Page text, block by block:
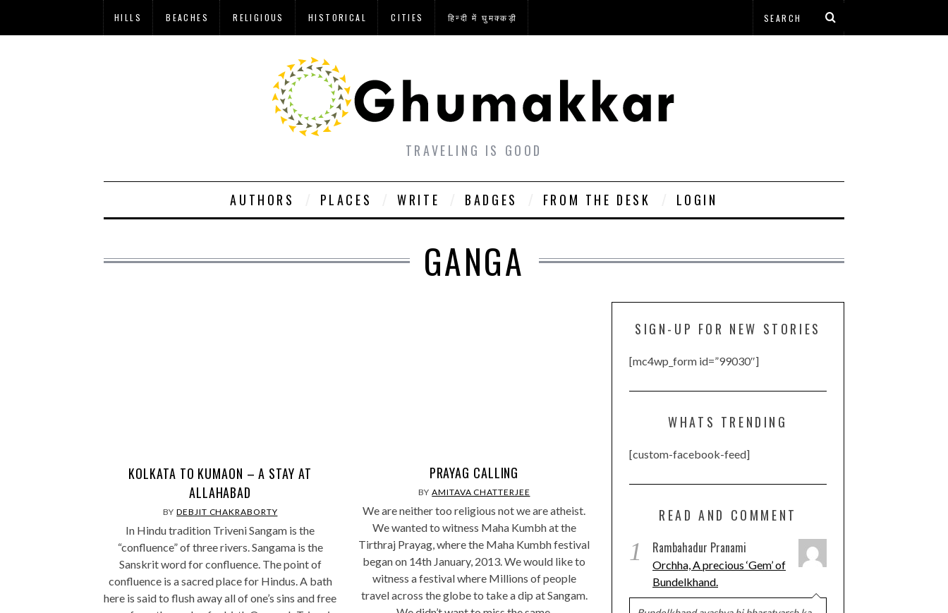
HILLS BEACHES RELIGIOUS HISTORICAL CITIES हिन्दी में घुमक्कड़ी
TRAVELING IS GOOD
AUTHORS PLACES WRITE BADGES FROM THE DESK LOGIN
GANGA
KOLKATA TO KUMAON – A STAY AT
ALLAHABAD
BYDEBJIT CHAKRABORTY
In Hindu tradition Triveni Sangam is the
“confluence” of three rivers. Sangama is the
Sanskrit word for confluence. The point of
confluence is a sacred place for Hindus. A bath
here is said to flush away all of one’s sins and free
PRAYAG CALLING
BYAMITAVA CHATTERJEE
We are neither too religious not we are atheist.
We wanted to witness Maha Kumbh at the
Tirthraj Prayag, where the Maha Kumbh festival
began on 14th January, 2013. We would like to
witness a festival where Millions of people
travel across the globe to take a dip at Sangam.
SIGN-UP FOR NEW STORIES
[mc4wp_form id=”99030″]
WHATS TRENDING
[custom-facebook-feed]
READ AND COMMENT
1 Rambahadur Pranami
Orchha, A precious ‘Gem’ of
Bundelkhand.